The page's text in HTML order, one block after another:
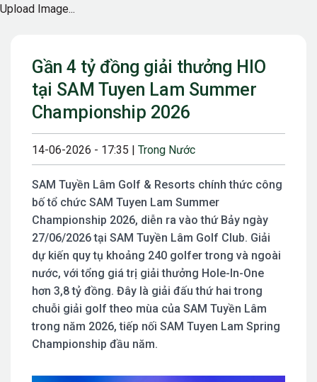
Gần 4 tỷ đồng giải thưởng HIO
tại SAM Tuyen Lam Summer
Championship 2026
14-06-2026 - 17:35 | Trong Nước
SAM Tuyền Lâm Golf & Resorts chính thức công
bố tổ chức SAM Tuyen Lam Summer
Championship 2026, diễn ra vào thứ Bảy ngày
27/06/2026 tại SAM Tuyền Lâm Golf Club. Giải
dự kiến quy tụ khoảng 240 golfer trong và ngoài
nước, với tổng giá trị giải thưởng Hole-In-One
hơn 3,8 tỷ đồng. Đây là giải đấu thứ hai trong
chuỗi giải golf theo mùa của SAM Tuyền Lâm
trong năm 2026, tiếp nối SAM Tuyen Lam Spring
Championship đầu năm.
Upload Image...